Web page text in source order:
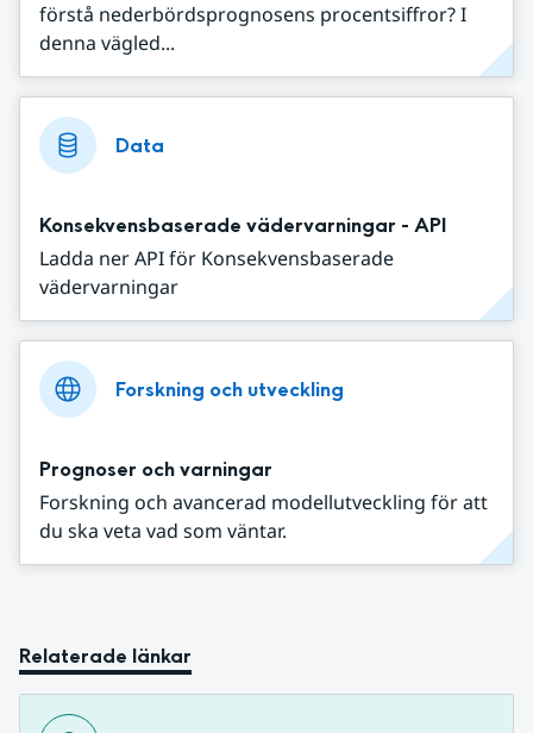
förstå nederbördsprognosens procentsiffror? I
denna vägled...
Data
Konsekvensbaserade vädervarningar - API
Ladda ner API för Konsekvensbaserade
vädervarningar
Forskning och utveckling
Prognoser och varningar
Forskning och avancerad modellutveckling för att
du ska veta vad som väntar.
Relaterade länkar